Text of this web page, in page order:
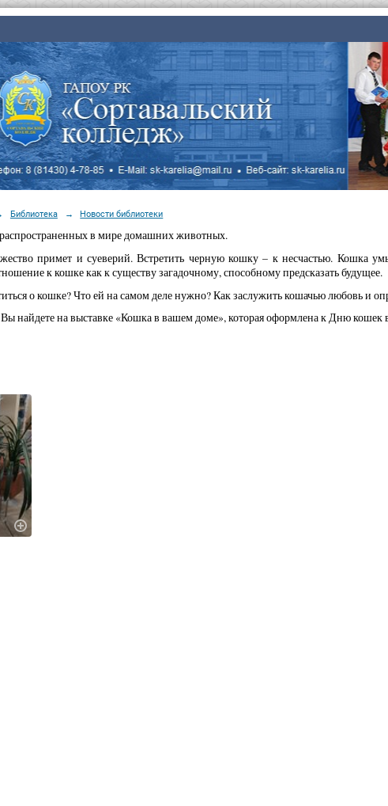
Библиотека → Новости библиотеки
в мире домашних животных.
примет и суеверий. Встретить черную кошку – к несчастью. Кошка
к кошке как к существу загадочному, способному предсказать будущее.
о кошке? Что ей на самом деле нужно? Как заслужить кошачью любовь и
найдете на выставке «Кошка в вашем доме», которая оформлена к Дню кошек